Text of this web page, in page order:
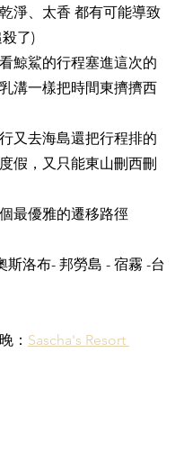
淨、太香 都有可能導致
了)
鯨鯊的行程塞進這次的
溝一樣把時間東擠擠西
又去海島還把行程排的
假，又只能東山刪西刪
最優雅的遷移路徑
斯洛布- 邦勞島 - 宿霧 -台
： Sascha's Resort